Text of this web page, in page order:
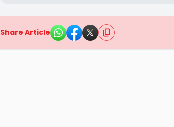
Share Article